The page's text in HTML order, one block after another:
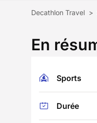
Decathlon Travel >
En
Sports
Durée